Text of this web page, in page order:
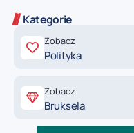
Kategorie
Zobacz
Polityka
Zobacz
Bruksela